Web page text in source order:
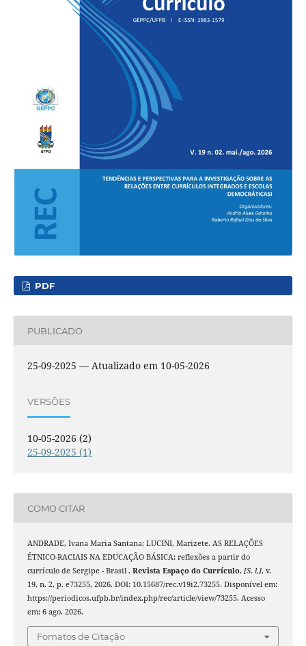
PDF
PUBLICADO
25-09-2025 — Atualizado em 10-05-2026
VERSÕES
10-05-2026 (2)
25-09-2025 (1)
COMO CITAR
ANDRADE, Ivana Maria Santana; LUCINI, Marizete. AS RELAÇÕES
ÉTNICO-RACIAIS NA EDUCAÇÃO BÁSICA: reflexões a partir do
currículo de Sergipe - Brasil . Revista Espaço do Currículo, [S. l.], v.
19, n. 2, p. e73255, 2026. DOI: 10.15687/rec.v19i2.73255. Disponível em:
https://periodicos.ufpb.br/index.php/rec/article/view/73255. Acesso
em: 6 ago. 2026.
Fomatos de Citação